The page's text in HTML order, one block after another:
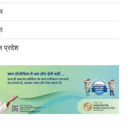
प्रदेश